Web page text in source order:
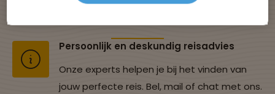
Persoonlijk en deskundig reisadvies
Onze experts helpen je bij het vinden van
jouw perfecte reis. Bel, mail of chat met ons.